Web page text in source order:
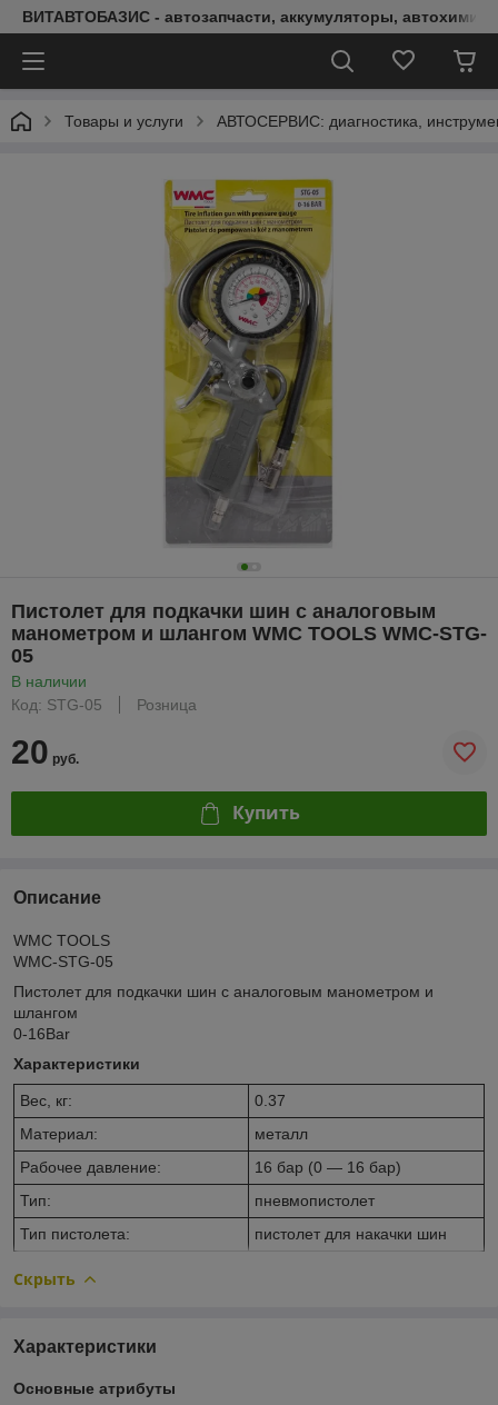
ВИТАВТОБАЗИС - автозапчасти, аккумуляторы, автохимия,
Товары и услуги АВТОСЕРВИС: диагностика,
Пистолет для подкачки шин с аналоговым
манометром и шлангом WMC TOOLS WMC-STG-
05
В наличии
Код: STG-05
Розница
20 руб.
Купить
Описание
WMC TOOLS
WMC-STG-05
Пистолет для подкачки шин с аналоговым манометром и
шлангом
0-16Bar
Характеристики
Вес, кг:
0.37
Материал:
металл
Рабочее давление:
16 бар (0 — 16 бар)
Тип:
пневмопистолет
Тип пистолета:
пистолет для накачки шин
Скрыть
Характеристики
Основные атрибуты